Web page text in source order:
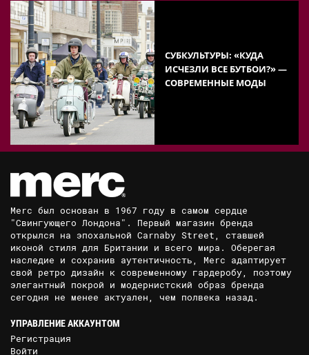
СУБКУЛЬТУРЫ: «КУДА
ИСЧЕЗЛИ ВСЕ БУТБОИ?» —
СОВРЕМЕННЫЕ МОДЫ
Merc был основан в 1967 году в самом сердце
"Свингующего Лондона". Первый магазин бренда
открылся на эпохальной Carnaby Street, ставшей
иконой стиля для Британии и всего мира. Оберегая
наследие и сохранив аутентичность, Merc адаптирует
свой ретро дизайн к современному гардеробу, поэтому
элегантный покрой и модернистский образ бренда
сегодня не менее актуален, чем полвека назад.
УПРАВЛЕНИЕ АККАУНТОМ
Регистрация
Войти